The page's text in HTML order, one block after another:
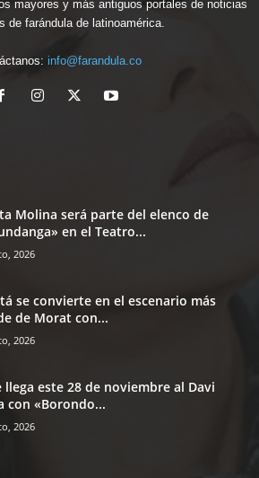
mayores y más antiguos portales de noticias
de farándula de latinoamérica.
info@farandula.co
Molina será parte del elenco de
en el Teatro...
2026
se convierte en el escenario más
de Morat con...
2026
llega este 28 de noviembre al Davi
con «Borondo...
2026